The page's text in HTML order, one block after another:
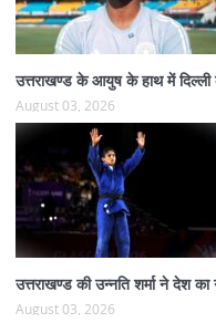
उत्तराखण्ड के आयुष के हाथ में दिल्ली
August 03, 2026
उत्तराखण्ड की उन्नति शर्मा ने देश
August 03, 2026